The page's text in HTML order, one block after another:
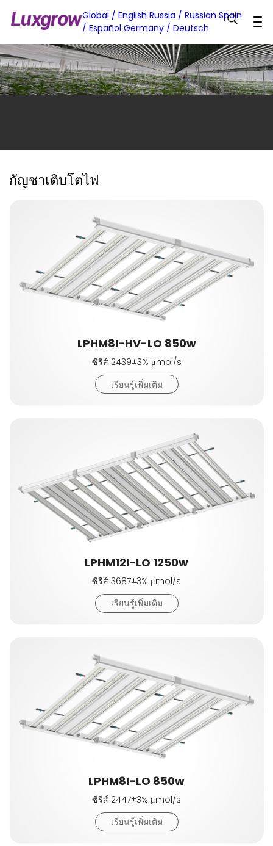
Global / English Russia / Russian Spain
/ Español Germany / Deutsch
กัญชาเติบโตไฟ
LPHM8I-HV-LO 850w
ซีรีส์ 2439±3% μmol/s
เรียนรู้เพิ่มเติม
LPHM12I-LO 1250w
ซีรีส์ 3687±3% μmol/s
เรียนรู้เพิ่มเติม
LPHM8I-LO 850w
ซีรีส์ 2447±3% μmol/s
เรียนรู้เพิ่มเติม